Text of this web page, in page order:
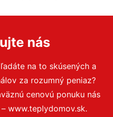
nás
na to skúsených a
za rozumný peniaz?
cenovú ponuku nás
www.teplydomov.sk.